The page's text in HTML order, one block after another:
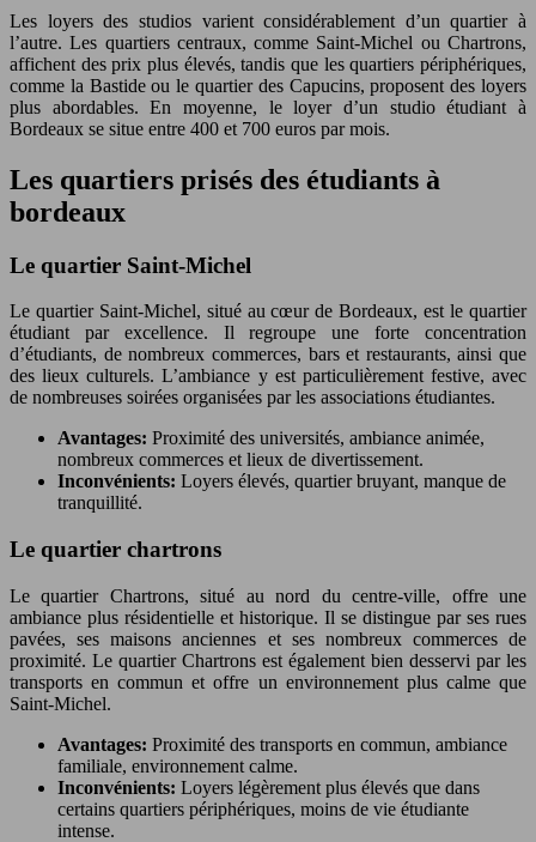
Les loyers des studios varient considérablement d’un quartier à
l’autre. Les quartiers centraux, comme Saint-Michel ou Chartrons,
affichent des prix plus élevés, tandis que les quartiers périphériques,
comme la Bastide ou le quartier des Capucins, proposent des loyers
plus abordables. En moyenne, le loyer d’un studio étudiant à
Bordeaux se situe entre 400 et 700 euros par mois.
Les quartiers prisés des étudiants à
bordeaux
Le quartier Saint-Michel
Le quartier Saint-Michel, situé au cœur de Bordeaux, est le quartier
étudiant par excellence. Il regroupe une forte concentration
d’étudiants, de nombreux commerces, bars et restaurants, ainsi que
des lieux culturels. L’ambiance y est particulièrement festive, avec
de nombreuses soirées organisées par les associations étudiantes.
Avantages: Proximité des universités, ambiance animée,
nombreux commerces et lieux de divertissement.
Inconvénients: Loyers élevés, quartier bruyant, manque de
tranquillité.
Le quartier chartrons
Le quartier Chartrons, situé au nord du centre-ville, offre une
ambiance plus résidentielle et historique. Il se distingue par ses rues
pavées, ses maisons anciennes et ses nombreux commerces de
proximité. Le quartier Chartrons est également bien desservi par les
transports en commun et offre un environnement plus calme que
Saint-Michel.
Avantages: Proximité des transports en commun, ambiance
familiale, environnement calme.
Inconvénients: Loyers légèrement plus élevés que dans
certains quartiers périphériques, moins de vie étudiante
intense.